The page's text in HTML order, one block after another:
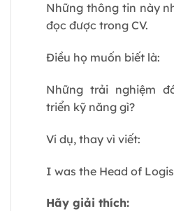
Những thông tin này
đọc được trong CV.
Điều họ muốn biết là:
Những trải nghiệm
triển kỹ năng gì?
Ví dụ, thay vì viết:
I was the Head of
Hãy giải thích: